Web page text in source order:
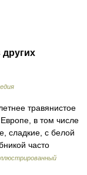
травянистое
в том числе
сладкие, с белой
часто